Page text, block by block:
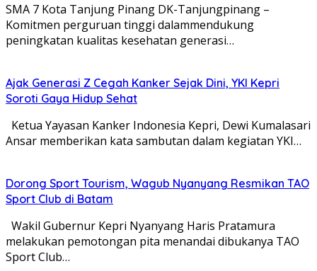
SMA 7 Kota Tanjung Pinang DK-Tanjungpinang –
Komitmen perguruan tinggi dalammendukung
peningkatan kualitas kesehatan generasi…
Ajak Generasi Z Cegah Kanker Sejak Dini, YKI Kepri
Soroti Gaya Hidup Sehat
Ketua Yayasan Kanker Indonesia Kepri, Dewi Kumalasari
Ansar memberikan kata sambutan dalam kegiatan YKI…
Dorong Sport Tourism, Wagub Nyanyang Resmikan TAO
Sport Club di Batam
Wakil Gubernur Kepri Nyanyang Haris Pratamura
melakukan pemotongan pita menandai dibukanya TAO
Sport Club…